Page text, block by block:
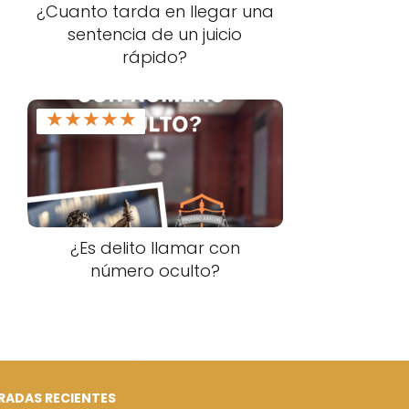
¿Cuanto tarda en llegar una
sentencia de un juicio
rápido?
★★★★★
¿Es delito llamar con
número oculto?
RECIENTES